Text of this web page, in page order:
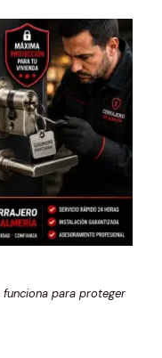
para proteger